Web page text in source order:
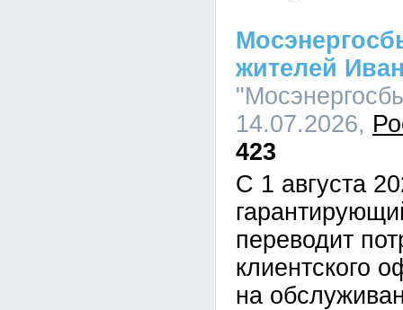
жителей
14.07.2026,
423
С 1 августа
переводит
клиентского
на